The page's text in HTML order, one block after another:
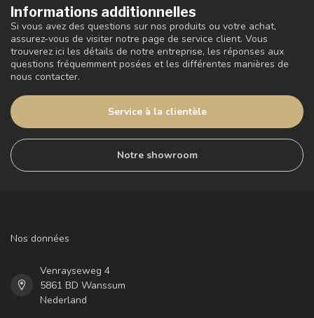
Informations additionnelles
Si vous avez des questions sur nos produits ou votre achat,
assurez-vous de visiter notre page de service client. Vous
trouverez ici les détails de notre entreprise, les réponses aux
questions fréquemment posées et les différentes manières de
nous contacter.
Service à la clientèle
Notre showroom
Nos données
Venrayseweg 4
5861 BD Wanssum
Nederland